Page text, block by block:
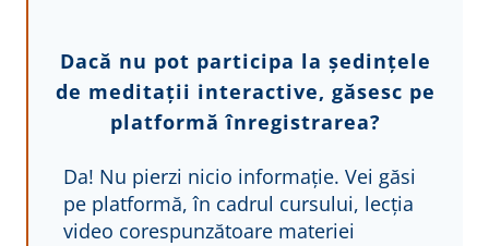
Dacă nu pot participa la ședințele
de meditații interactive, găsesc pe
platformă înregistrarea?
Da! Nu pierzi nicio informație. Vei găsi
pe platformă, în cadrul cursului, lecția
video corespunzătoare materiei